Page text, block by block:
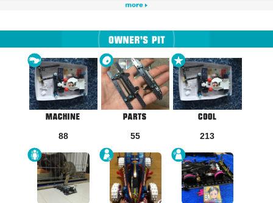
88 55 213